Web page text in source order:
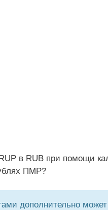
в RUB при помощи
ПМР?
дополнительно